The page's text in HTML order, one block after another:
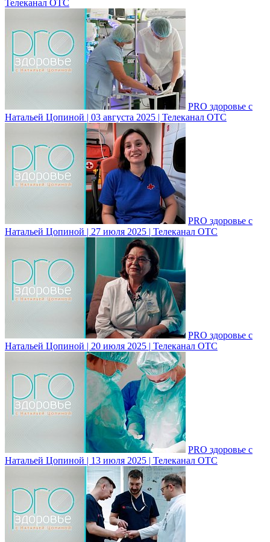
Телеканал ОТС
PRO здоровье с
Натальей Цопиной | 03 августа 2025 | Телеканал ОТС
PRO здоровье с
Натальей Цопиной | 27 июля 2025 | Телеканал ОТС
PRO здоровье с
Натальей Цопиной | 20 июля 2025 | Телеканал ОТС
PRO здоровье с
Натальей Цопиной | 13 июля 2025 | Телеканал ОТС